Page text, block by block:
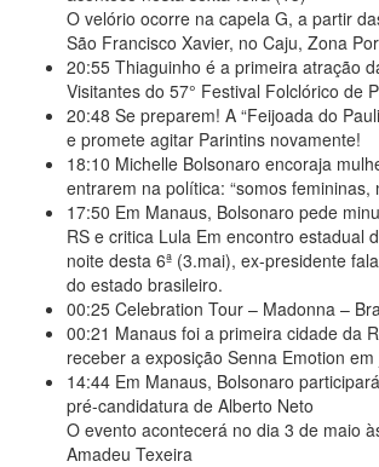
O velório ocorre na capela G, a partir
São Francisco Xavier, no Caju, Zona
20:55 Thiaguinho é a primeira atração
Visitantes do 57° Festival Folclórico de
20:48 Se preparem! A “Feijoada do
e promete agitar Parintins novamente!
18:10 Michelle Bolsonaro encoraja
entrarem na política: “somos femininas,
17:50 Em Manaus, Bolsonaro pede
RS e critica Lula Em encontro estadual
noite desta 6ª (3.mai), ex-presidente
do estado brasileiro.
00:25 Celebration Tour – Madonna –
00:21 Manaus foi a primeira cidade da
receber a exposição Senna Emotion
14:44 Em Manaus, Bolsonaro
pré-candidatura de Alberto Neto
O evento acontecerá no dia 3 de maio
Amadeu Texeira